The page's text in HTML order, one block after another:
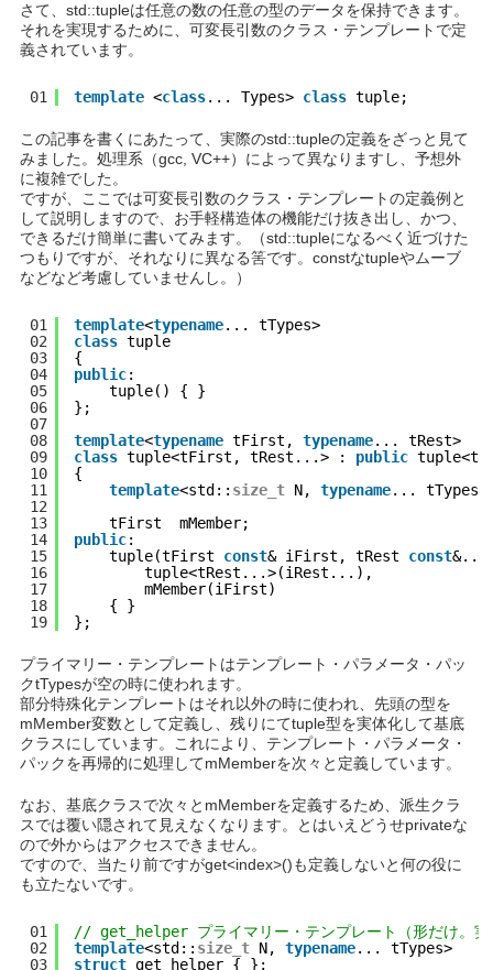
さて、std::tupleは任意の数の任意の型のデータを保持できます。
それを実現するために、可変長引数のクラス・テンプレートで定
義されています。
01 template <class... Types> class tuple;
この記事を書くにあたって、実際のstd::tupleの定義をざっと見て
みました。処理系（gcc, VC++）によって異なりますし、予想外
に複雑でした。
ですが、ここでは可変長引数のクラス・テンプレートの定義例と
して説明しますので、お手軽構造体の機能だけ抜き出し、かつ、
できるだけ簡単に書いてみます。（std::tupleになるべく近づけた
つもりですが、それなりに異なる筈です。constなtupleやムーブ
などなど考慮していませんし。）
01
02
03
04
05
06
07
08
09
10
11
12
13
14
15
16
17
18
19
template<typename... tTypes>
class tuple
{
public:
tuple() { }
};
template<typename tFirst, typename... tRest>
class tuple<tFirst, tRest...> : public
{
template<std:: size_t N, typename...
tFirst  mMember;
public:
tuple(tFirst const& iFirst, tRest const&...
tuple<tRest...>(iRest...),
mMember(iFirst)
{ }
};
プライマリー・テンプレートはテンプレート・パラメータ・パッ
クtTypesが空の時に使われます。
部分特殊化テンプレートはそれ以外の時に使われ、先頭の型を
mMember変数として定義し、残りにてtuple型を実体化して基底
クラスにしています。これにより、テンプレート・パラメータ・
パックを再帰的に処理してmMemberを次々と定義しています。
なお、基底クラスで次々とmMemberを定義するため、派生クラ
スでは覆い隠されて見えなくなります。とはいえどうせprivateな
ので外からはアクセスできません。
ですので、当たり前ですがget<index>()も定義しないと何の役に
も立たないです。
01
02
03
// get_helper プライマリー・テンプレート（形だけ。実
template<std:: size_t N, typename... tTypes>
struct get_helper { };